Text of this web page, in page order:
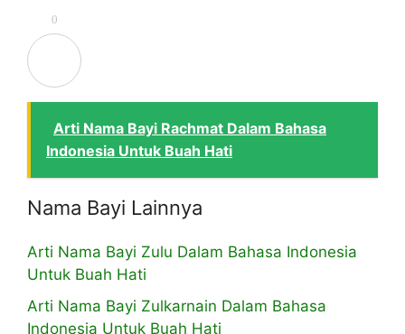
0
Arti Nama Bayi Rachmat Dalam Bahasa
Indonesia Untuk Buah Hati
Nama Bayi Lainnya
Arti Nama Bayi Zulu Dalam Bahasa Indonesia
Untuk Buah Hati
Arti Nama Bayi Zulkarnain Dalam Bahasa
Indonesia Untuk Buah Hati